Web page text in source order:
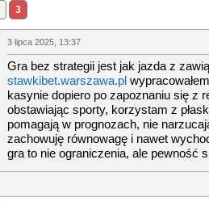
3
3 lipca 2025, 13:37
Gra bez strategii jest jak jazda z
stawkibet.warszawa.pl
kasynie dopiero po zapoznaniu się z
obstawiając sporty, korzystam z
pomagają w prognozach, nie
zachowuję równowagę i nawet
gra to nie ograniczenia, ale pewność